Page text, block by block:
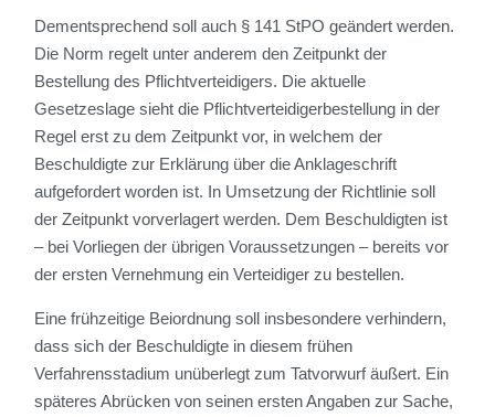
Dementsprechend soll auch § 141 StPO geändert werden.
Die Norm regelt unter anderem den Zeitpunkt der
Bestellung des Pflichtverteidigers. Die aktuelle
Gesetzeslage sieht die Pflichtverteidigerbestellung in der
Regel erst zu dem Zeitpunkt vor, in welchem der
Beschuldigte zur Erklärung über die Anklageschrift
aufgefordert worden ist. In Umsetzung der Richtlinie soll
der Zeitpunkt vorverlagert werden. Dem Beschuldigten ist
– bei Vorliegen der übrigen Voraussetzungen – bereits vor
der ersten Vernehmung ein Verteidiger zu bestellen.
Eine frühzeitige Beiordnung soll insbesondere verhindern,
dass sich der Beschuldigte in diesem frühen
Verfahrensstadium unüberlegt zum Tatvorwurf äußert. Ein
späteres Abrücken von seinen ersten Angaben zur Sache,